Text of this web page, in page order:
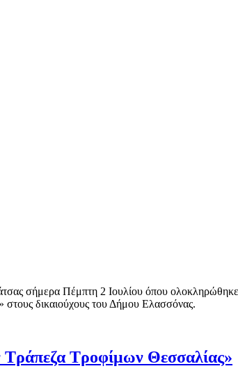
σήμερα Πέμπτη 2 Ιουλίου όπου ολοκληρώθηκε
δικαιούχους του Δήμου Ελασσόνας.
Τροφίμων Θεσσαλίας»